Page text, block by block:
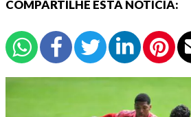
COMPARTILHE ESTA NOTÍCIA: